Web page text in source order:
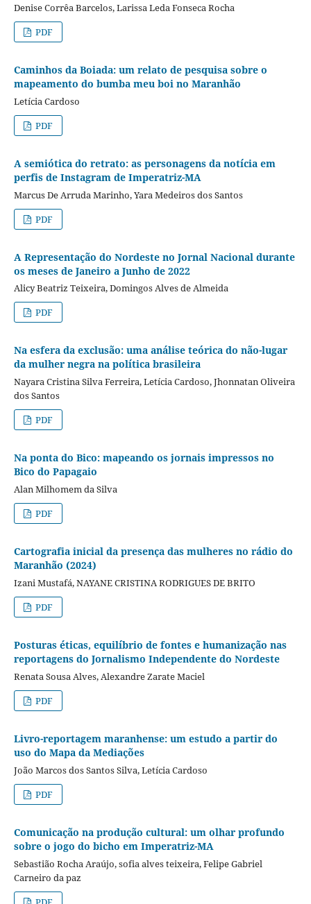
Denise Corrêa Barcelos, Larissa Leda Fonseca Rocha
PDF
Caminhos da Boiada: um relato de pesquisa sobre o
mapeamento do bumba meu boi no Maranhão
Letícia Cardoso
PDF
A semiótica do retrato: as personagens da notícia em
perfis de Instagram de Imperatriz-MA
Marcus De Arruda Marinho, Yara Medeiros dos Santos
PDF
A Representação do Nordeste no Jornal Nacional durante
os meses de Janeiro a Junho de 2022
Alicy Beatriz Teixeira, Domingos Alves de Almeida
PDF
Na esfera da exclusão: uma análise teórica do não-lugar
da mulher negra na política brasileira
Nayara Cristina Silva Ferreira, Letícia Cardoso, Jhonnatan Oliveira
dos Santos
PDF
Na ponta do Bico: mapeando os jornais impressos no
Bico do Papagaio
Alan Milhomem da Silva
PDF
Cartografia inicial da presença das mulheres no rádio do
Maranhão (2024)
Izani Mustafá, NAYANE CRISTINA RODRIGUES DE BRITO
PDF
Posturas éticas, equilíbrio de fontes e humanização nas
reportagens do Jornalismo Independente do Nordeste
Renata Sousa Alves, Alexandre Zarate Maciel
PDF
Livro-reportagem maranhense: um estudo a partir do
uso do Mapa da Mediações
João Marcos dos Santos Silva, Letícia Cardoso
PDF
Comunicação na produção cultural: um olhar profundo
sobre o jogo do bicho em Imperatriz-MA
Sebastião Rocha Araújo, sofia alves teixeira, Felipe Gabriel
Carneiro da paz